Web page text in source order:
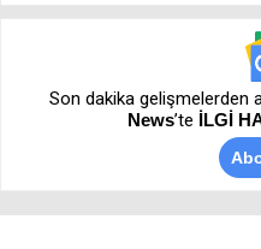
Son dakika gelişmelerden
News’te İLGİ